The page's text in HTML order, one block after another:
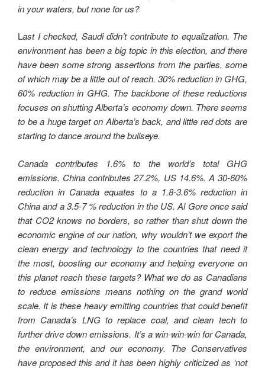
in your waters, but none for us?
Last I checked, Saudi didn’t contribute to equalization. The
environment has been a big topic in this election, and there
have been some strong assertions from the parties, some
of which may be a little out of reach. 30% reduction in GHG,
60% reduction in GHG. The backbone of these reductions
focuses on shutting Alberta’s economy down. There seems
to be a huge target on Alberta’s back, and little red dots are
starting to dance around the bullseye.
Canada contributes 1.6% to the world’s total GHG
emissions. China contributes 27.2%, US 14.6%. A 30-60%
reduction in Canada equates to a 1.8-3.6% reduction in
China and a 3.5-7 % reduction in the US. Al Gore once said
that CO2 knows no borders, so rather than shut down the
economic engine of our nation, why wouldn’t we export the
clean energy and technology to the countries that need it
the most, boosting our economy and helping everyone on
this planet reach these targets? What we do as Canadians
to reduce emissions means nothing on the grand world
scale. It is these heavy emitting countries that could benefit
from Canada’s LNG to replace coal, and clean tech to
further drive down emissions. It’s a win-win-win for Canada,
the environment, and our economy. The Conservatives
have proposed this and it has been highly criticized as ‘not